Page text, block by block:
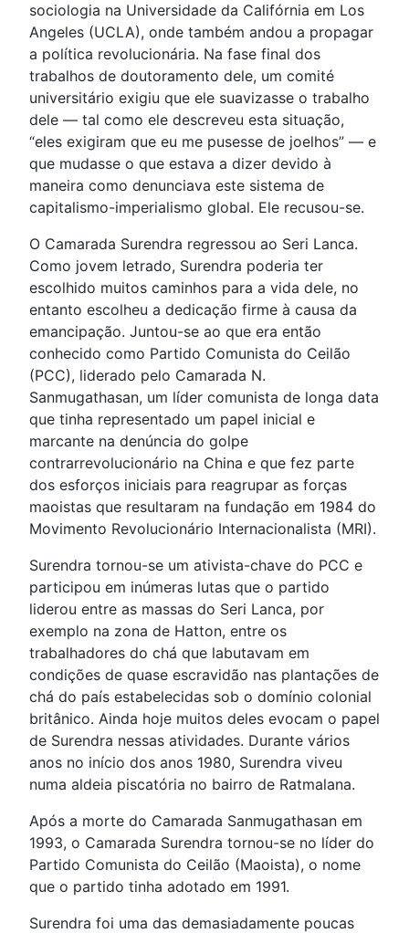
sociologia na Universidade da Califórnia em Los
Angeles (UCLA), onde também andou a propagar
a política revolucionária. Na fase final dos
trabalhos de doutoramento dele, um comité
universitário exigiu que ele suavizasse o trabalho
dele — tal como ele descreveu esta situação,
“eles exigiram que eu me pusesse de joelhos” — e
que mudasse o que estava a dizer devido à
maneira como denunciava este sistema de
capitalismo-imperialismo global. Ele recusou-se.
O Camarada Surendra regressou ao Seri Lanca.
Como jovem letrado, Surendra poderia ter
escolhido muitos caminhos para a vida dele, no
entanto escolheu a dedicação firme à causa da
emancipação. Juntou-se ao que era então
conhecido como Partido Comunista do Ceilão
(PCC), liderado pelo Camarada N.
Sanmugathasan, um líder comunista de longa data
que tinha representado um papel inicial e
marcante na denúncia do golpe
contrarrevolucionário na China e que fez parte
dos esforços iniciais para reagrupar as forças
maoistas que resultaram na fundação em 1984 do
Movimento Revolucionário Internacionalista (MRI).
Surendra tornou-se um ativista-chave do PCC e
participou em inúmeras lutas que o partido
liderou entre as massas do Seri Lanca, por
exemplo na zona de Hatton, entre os
trabalhadores do chá que labutavam em
condições de quase escravidão nas plantações de
chá do país estabelecidas sob o domínio colonial
britânico. Ainda hoje muitos deles evocam o papel
de Surendra nessas atividades. Durante vários
anos no início dos anos 1980, Surendra viveu
numa aldeia piscatória no bairro de Ratmalana.
Após a morte do Camarada Sanmugathasan em
1993, o Camarada Surendra tornou-se no líder do
Partido Comunista do Ceilão (Maoista), o nome
que o partido tinha adotado em 1991.
Surendra foi uma das demasiadamente poucas